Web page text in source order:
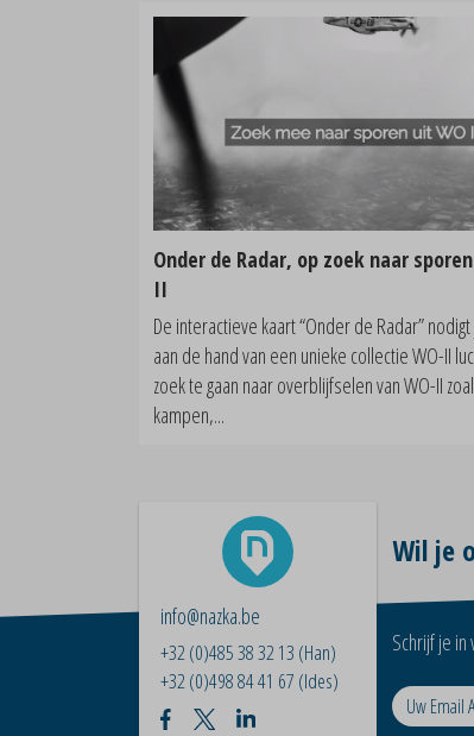
Onder de Radar, op zoek naar
II
De interactieve kaart “Onder de Radar”
aan de hand van een unieke collectie WO-II
zoek te gaan naar overblijfselen van WO-II
kampen,...
info@nazka.be
+32 (0)485 38 32 13 (Han)
+32 (0)498 84 41 67 (Ides)
Wil je
Schrijf je